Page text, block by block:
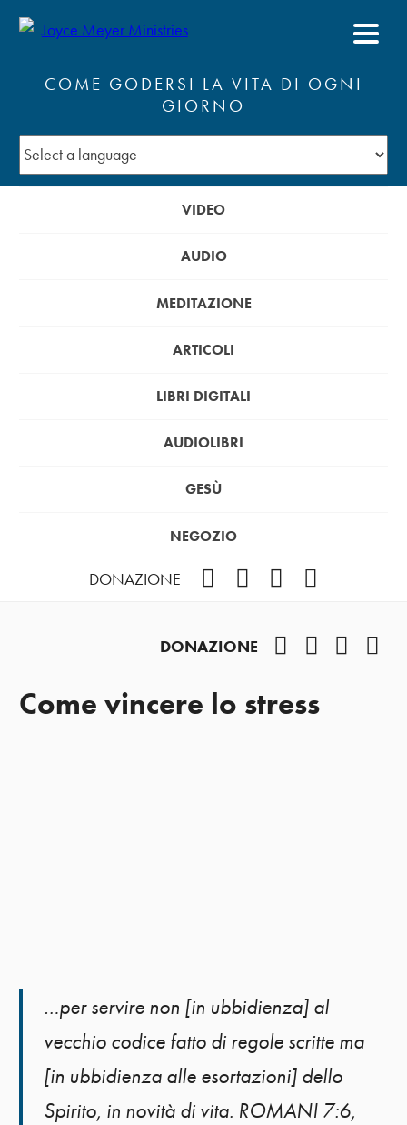
COME GODERSI LA VITA DI OGNI
GIORNO
VIDEO
AUDIO
MEDITAZIONE
ARTICOLI
LIBRI DIGITALI
AUDIOLIBRI
GESÙ
NEGOZIO
DONAZIONE
DONAZIONE
Come vincere lo stress
…per servire non [in ubbidienza] al
vecchio codice fatto di regole scritte ma
[in ubbidienza alle esortazioni] dello
Spirito, in novità di vita. ROMANI 7:6,